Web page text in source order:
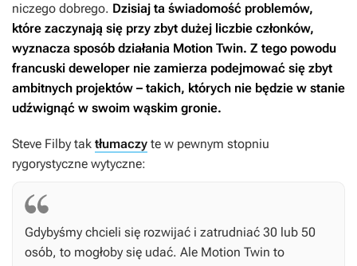
niczego dobrego. Dzisiaj ta świadomość problemów,
które zaczynają się przy zbyt dużej liczbie członków,
wyznacza sposób działania Motion Twin. Z tego powodu
francuski deweloper nie zamierza podejmować się zbyt
ambitnych projektów – takich, których nie będzie w stanie
udźwignąć w swoim wąskim gronie.
Steve Filby tak tłumaczy te w pewnym stopniu
rygorystyczne wytyczne:
Gdybyśmy chcieli się rozwijać i zatrudniać 30 lub 50
osób, to mogłoby się udać. Ale Motion Twin to